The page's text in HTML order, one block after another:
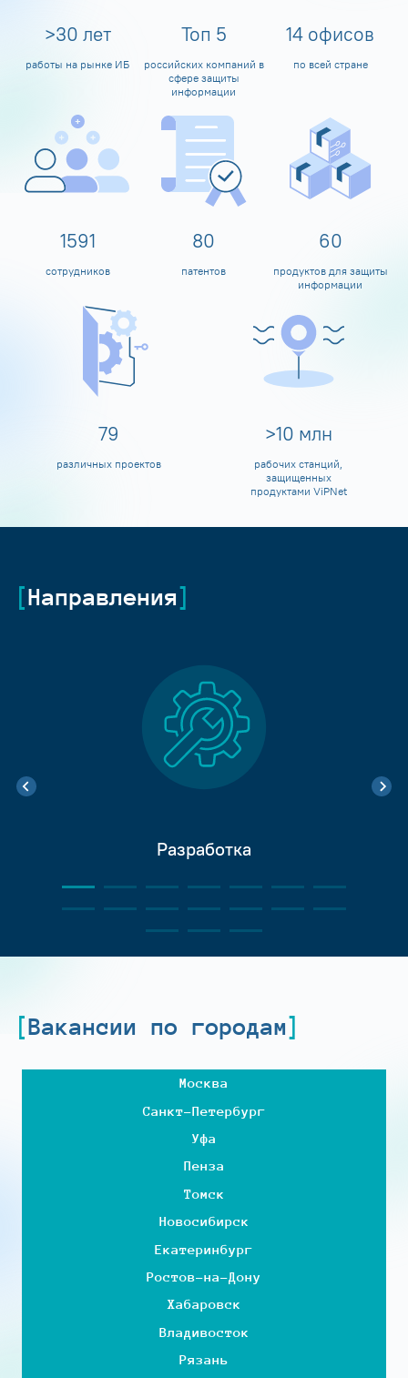
>30 лет
работы на рынке ИБ
Топ 5
российских компаний в
сфере защиты
информации
14 офисов
по всей стране
1600
сотрудников
80
патентов
60
продуктов для защиты
информации
80
различных проектов
>10 млн
рабочих станций,
защищенных
продуктами ViPNet
Направления
Разработка
Вакансии по городам
Москва
Санкт-Петербург
Уфа
Пенза
Томск
Новосибирск
Екатеринбург
Ростов-на-Дону
Хабаровск
Владивосток
Рязань